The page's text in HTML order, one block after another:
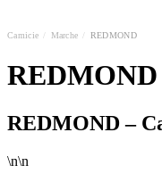
Camicie Marche REDMOND
REDMOND
REDMOND –
\n\n